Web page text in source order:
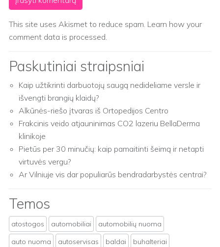
This site uses Akismet to reduce spam. Learn how your
comment data is processed.
Paskutiniai straipsniai
Kaip užtikrinti darbuotojų saugą nedideliame versle ir
išvengti brangių klaidų?
Alkūnės-riešo įtvaras iš Ortopedijos Centro
Frakcinis veido atjauninimas CO2 lazeriu BellaDerma
klinikoje
Pietūs per 30 minučių: kaip pamaitinti šeimą ir netapti
virtuvės vergu?
Ar Vilniuje vis dar populiarūs bendradarbystės centrai?
Temos
atostogos automobiliai
automobilių nuoma
auto nuoma
autoservisas baldai
buhalteriai